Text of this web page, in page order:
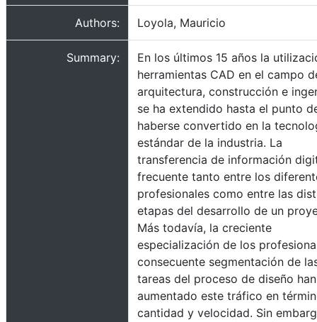
Authors: Loyola, Mauricio
Summary:
En los últimos 15 años la
herramientas CAD en el campo
arquitectura, construcción e
se ha extendido hasta el punto
haberse convertido en la
estándar de la industria. La
transferencia de información
frecuente tanto entre los
profesionales como entre las
etapas del desarrollo de un
Más todavía, la creciente
especialización de los
consecuente segmentación de
tareas del proceso de diseño han
aumentado este tráfico en
cantidad y velocidad. Sin